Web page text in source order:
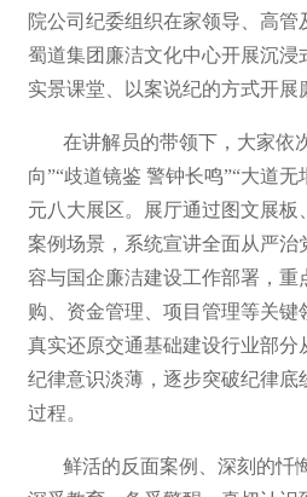
院公司纪委组织在家领导、高管
蜀道集团廉洁文化中心开展沉浸
实景课堂、以案说纪的方式开展
在讲解员的带领下，大家依
向”“歧道镜鉴 警钟长鸣”“大道
元八大展区。展厅通过图文展板
案例场景，系统宣讲全面从严治
容与国企廉洁建设工作部署，重
购、资金管理、项目管理等关键
真实还原交通基础建设行业部分
纪律意识淡薄，逐步突破纪律底
过程。
鲜活的反面案例、深刻的忏